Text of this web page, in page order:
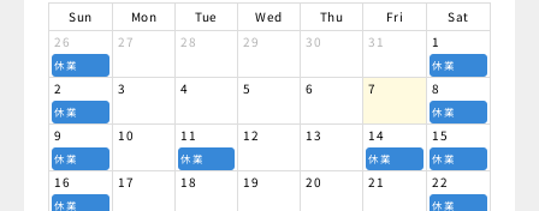
Sun Mon Tue Wed Thu Fri
Sat
26
休業
27 28 29 30 31 1
休業
2
休業
3 4 5 6 7 8
休業
9
休業
10 11
休業
12 13 14
休業
15
休業
16
休業
17 18 19 20 21 22
休業